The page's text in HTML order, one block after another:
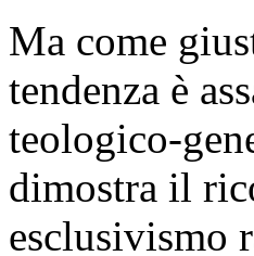
Ma come
tendenza è
teologico-
dimostra il
esclusivismo